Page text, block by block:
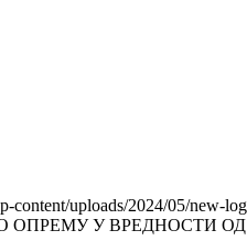
content/uploads/2024/05/new-
ОПРЕМУ У ВРЕДНОСТИ ОД